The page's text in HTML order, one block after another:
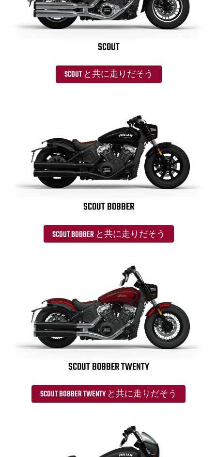
SCOUT
SCOUT と共に走りだそう
SCOUT BOBBER
SCOUT BOBBER と共に走りだそう
SCOUT BOBBER TWENTY
SCOUT BOBBER TWENTY と共に走りだそう